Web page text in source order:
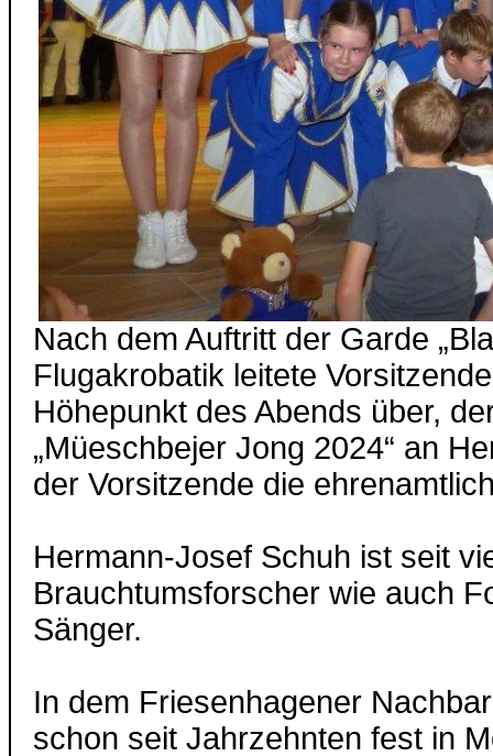
Nach dem Auftritt der Garde
Flugakrobatik leitete
Höhepunkt des Abends über,
„Müeschbejer Jong 2024“ an
der Vorsitzende die
Hermann-Josef Schuh ist seit
Brauchtumsforscher wie auch
Sänger.
In dem Friesenhagener
schon seit Jahrzehnten fest in